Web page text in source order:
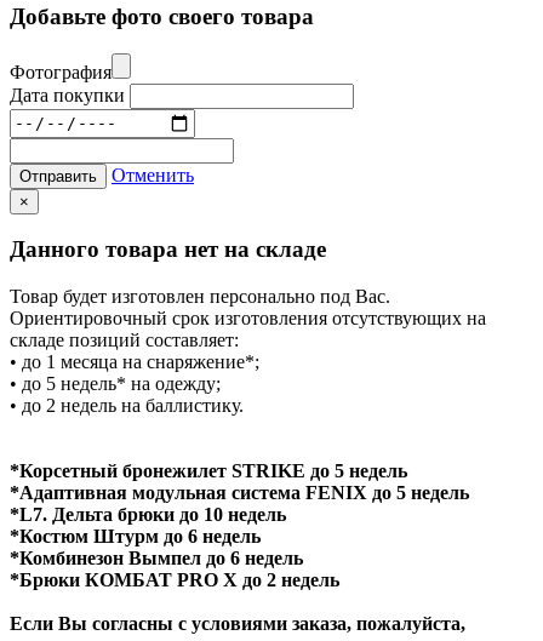
Добавьте фото своего товара
Фотография
Дата покупки
Отправить Отменить
×
Данного товара нет на складе
Товар будет изготовлен персонально под Вас.
Ориентировочный срок изготовления отсутствующих на
складе позиций составляет:
• до 1 месяца на снаряжение*;
• до 5 недель* на одежду;
• до 2 недель на баллистику.
*Корсетный бронежилет STRIKE до 5 недель
*Адаптивная модульная система FENIX до 5 недель
*L7. Дельта брюки до 10 недель
*Костюм Штурм до 6 недель
*Комбинезон Вымпел до 6 недель
*Брюки КОМБАТ PRO X до 2 недель
Если Вы согласны с условиями заказа, пожалуйста,